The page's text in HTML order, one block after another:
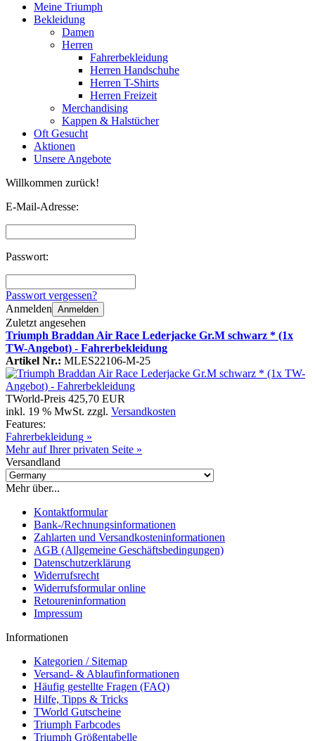
Meine Triumph
Bekleidung
Damen
Herren
Fahrerbekleidung
Herren Handschuhe
Herren T-Shirts
Herren Freizeit
Merchandising
Kappen & Halstücher
Oft Gesucht
Aktionen
Unsere Angebote
Willkommen zurück!
E-Mail-Adresse:
Passwort:
Passwort vergessen?
Anmelden Anmelden
Zuletzt angesehen
Triumph Braddan Air Race Lederjacke Gr.M schwarz * (1x
TW-Angebot) - Fahrerbekleidung
Artikel Nr.: MLES22106-M-25
TWorld-Preis 425,70 EUR
inkl. 19 % MwSt. zzgl. Versandkosten
Features:
Fahrerbekleidung »
Mehr auf Ihrer privaten Seite »
Versandland
Mehr über...
Kontaktformular
Bank-/Rechnungsinformationen
Zahlarten und Versandkosteninformationen
AGB (Allgemeine Geschäftsbedingungen)
Datenschutzerklärung
Widerrufsrecht
Widerrufsformular online
Retoureninformation
Impressum
Informationen
Kategorien / Sitemap
Versand- & Ablaufinformationen
Häufig gestellte Fragen (FAQ)
Hilfe, Tipps & Tricks
TWorld Gutscheine
Triumph Farbcodes
Triumph Größentabelle